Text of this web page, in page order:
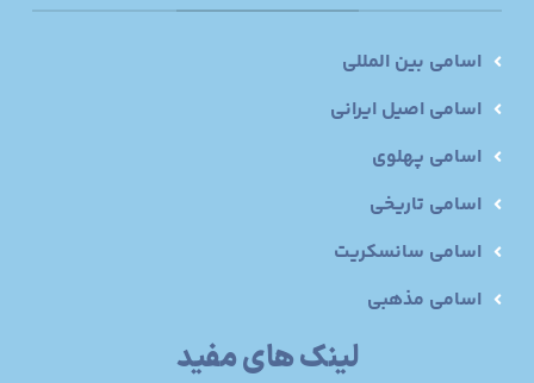
اسامی بین المللی
اسامی اصیل ایرانی
اسامی پهلوی
اسامی تاریخی
اسامی سانسکریت
اسامی مذهبی
لینک های مفید